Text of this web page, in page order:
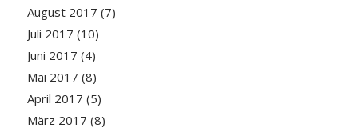
August 2017 (7)
Juli 2017 (10)
Juni 2017 (4)
Mai 2017 (8)
April 2017 (5)
März 2017 (8)